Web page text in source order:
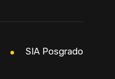
SIA Posgrado